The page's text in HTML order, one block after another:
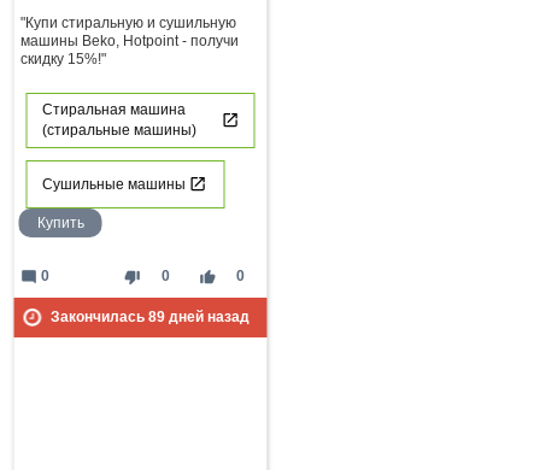
"Купи стиральную и сушильную
машины Beko, Hotpoint - получи
скидку 15%!"
Стиральная машина
(стиральные машины)
Сушильные машины
Купить
thumb_down 0 thumb_up 0
mode_comment 0
Закончилась 89дней назад